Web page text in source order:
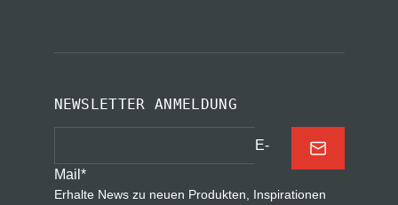
NEWSLETTER ANMELDUNG
E-
Mail *
Erhalte News zu neuen Produkten, Inspirationen